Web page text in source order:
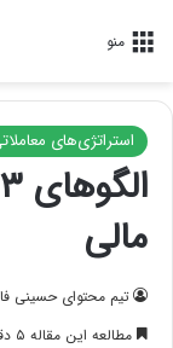
منو
استراتژی‌های
مالی
تیم محتوای حسینی‌
مطالعه این مقاله ۵ دقیقه زمان می‌برد.